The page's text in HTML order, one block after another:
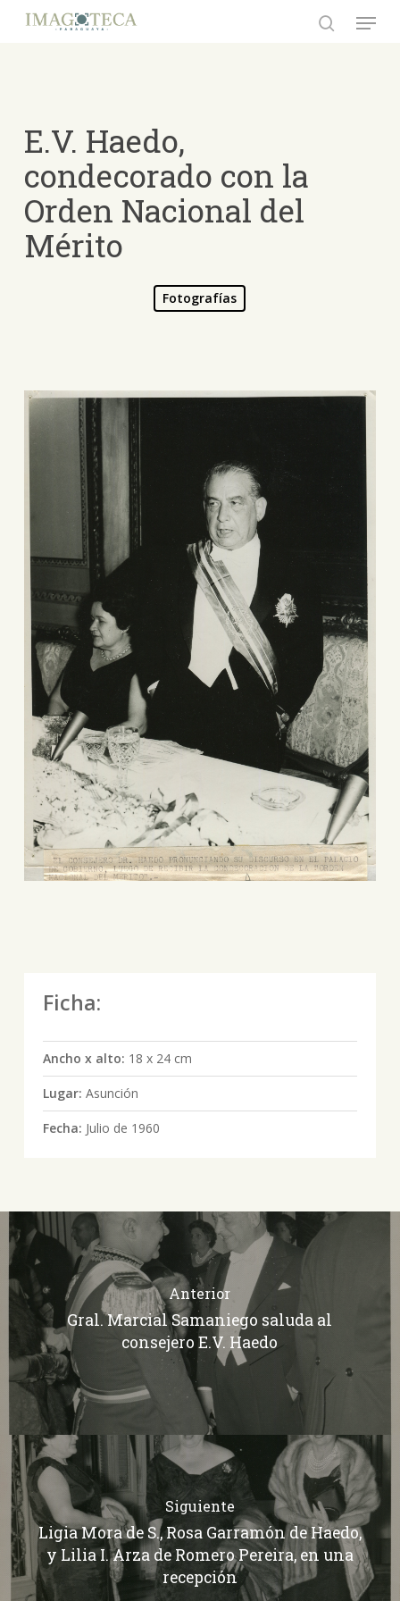
Menu
E.V. Haedo,
condecorado con la
Orden Nacional del
Mérito
Fotografías
Ficha:
Ancho x alto: 18 x 24 cm
Lugar: Asunción
Fecha: Julio de 1960
Anterior
Gral. Marcial Samaniego saluda al
consejero E.V. Haedo
Siguiente
Ligia Mora de S., Rosa Garramón de Haedo,
y Lilia I. Arza de Romero Pereira, en una
recepción